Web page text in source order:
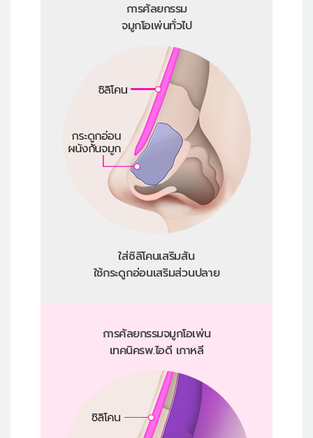
การศัลยกรรม
จมูกโอเพ่นทั่วไป
ใส่ซิลิโคนเสริมสัน
ใช้กระดูกอ่อนเสริมส่วนปลาย
การศัลยกรรมจมูกโอเพ่น
เทคนิครพ.ไอดี เกาหลี